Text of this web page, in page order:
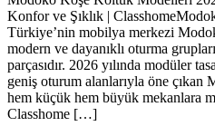
Konfor ve Şıklık |
Türkiye’nin mobilya merkezi
modern ve dayanıklı oturma
parçasıdır. 2026 yılında modüler
geniş oturum alanlarıyla öne
hem küçük hem büyük mekanlara
Classhome […]